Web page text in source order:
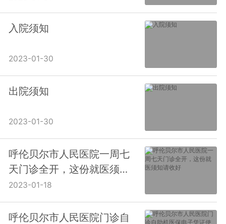
入院须知
2023-01-30
出院须知
2023-01-30
呼伦贝尔市人民医院一周七
天门诊全开，这份就医须知
请收好
2023-01-18
呼伦贝尔市人民医院门诊自